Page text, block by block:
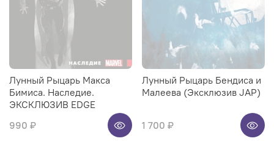
Лунный Рыцарь Макса
Бимиса. Наследие.
ЭКСКЛЮЗИВ EDGE
990 ₽
Лунный Рыцарь Бендиса и
Малеева (Эксклюзив JAP)
1 700 ₽